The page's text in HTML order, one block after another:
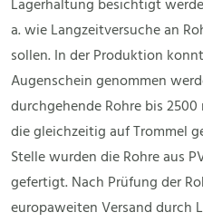
Lagerhaltung besichtigt
a. wie Langzeitversuche an
sollen. In der Produktion
Augenschein genommen
durchgehende Rohre bis
die gleichzeitig auf Trommel
Stelle wurden die Rohre aus
gefertigt. Nach Prüfung der
europaweiten Versand durch